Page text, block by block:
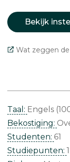
Bekijk
Wat zeggen de
Taal: Engels
Bekostiging:
Studenten: 61
Studiepunten: